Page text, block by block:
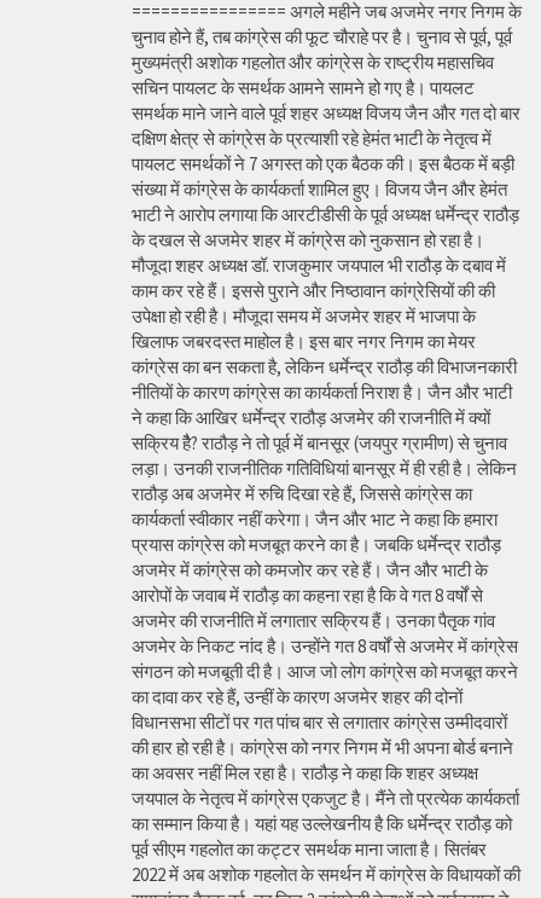
================ अगले महीने जब अजमेर नगर निगम के
चुनाव होने हैं, तब कांग्रेस की फूट चौराहे पर है। चुनाव से पूर्व, पूर्व
मुख्यमंत्री अशोक गहलोत और कांग्रेस के राष्ट्रीय महासचिव
सचिन पायलट के समर्थक आमने सामने हो गए है। पायलट
समर्थक माने जाने वाले पूर्व शहर अध्यक्ष विजय जैन और गत दो बार
दक्षिण क्षेत्र से कांग्रेस के प्रत्याशी रहे हेमंत भाटी के नेतृत्व में
पायलट समर्थकों ने 7 अगस्त को एक बैठक की। इस बैठक में बड़ी
संख्या में कांग्रेस के कार्यकर्ता शामिल हुए। विजय जैन और हेमंत
भाटी ने आरोप लगाया कि आरटीडीसी के पूर्व अध्यक्ष धर्मेन्द्र राठौड़
के दखल से अजमेर शहर में कांग्रेस को नुकसान हो रहा है।
मौजूदा शहर अध्यक्ष डॉ. राजकुमार जयपाल भी राठौड़ के दबाव में
काम कर रहे हैं। इससे पुराने और निष्ठावान कांग्रेसियों की की
उपेक्षा हो रही है। मौजूदा समय में अजमेर शहर में भाजपा के
खिलाफ जबरदस्त माहोल है। इस बार नगर निगम का मेयर
कांग्रेस का बन सकता है, लेकिन धर्मेन्द्र राठौड़ की विभाजनकारी
नीतियों के कारण कांग्रेस का कार्यकर्ता निराश है। जैन और भाटी
ने कहा कि आखिर धर्मेन्द्र राठौड़ अजमेर की राजनीति में क्यों
सक्रिय हैै? राठौड़ ने तो पूर्व में बानसूर (जयपुर ग्रामीण) से चुनाव
लड़ा। उनकी राजनीतिक गतिविधियां बानसूर में ही रही है। लेकिन
राठौड़ अब अजमेर में रुचि दिखा रहे हैं, जिससे कांग्रेस का
कार्यकर्ता स्वीकार नहीं करेगा। जैन और भाट ने कहा कि हमारा
प्रयास कांग्रेस को मजबूत करने का है। जबकि धर्मेन्द्र राठौड़
अजमेर में कांग्रेस को कमजोर कर रहे हैं। जैन और भाटी के
आरोपों के जवाब में राठौड़ का कहना रहा है कि वे गत 8 वर्षों से
अजमेर की राजनीति में लगातार सक्रिय हैं। उनका पैतृक गांव
अजमेर के निकट नांद है। उन्होंने गत 8 वर्षों से अजमेर में कांग्रेस
संगठन को मजबूती दी है। आज जो लोग कांग्रेस को मजबूत करने
का दावा कर रहे हैं, उन्हीं के कारण अजमेर शहर की दोनों
विधानसभा सीटों पर गत पांच बार से लगातार कांग्रेस उम्मीदवारों
की हार हो रही है। कांग्रेस को नगर निगम में भी अपना बोर्ड बनाने
का अवसर नहीं मिल रहा है। राठौड़ ने कहा कि शहर अध्यक्ष
जयपाल के नेतृत्व में कांग्रेस एकजुट है। मैंने तो प्रत्येक कार्यकर्ता
का सम्मान किया है। यहां यह उल्लेखनीय है कि धर्मेन्द्र राठौड़ को
पूर्व सीएम गहलोत का कट्टर समर्थक माना जाता है। सितंबर
2022 में अब अशोक गहलोत के समर्थन में कांग्रेस के विधायकों की